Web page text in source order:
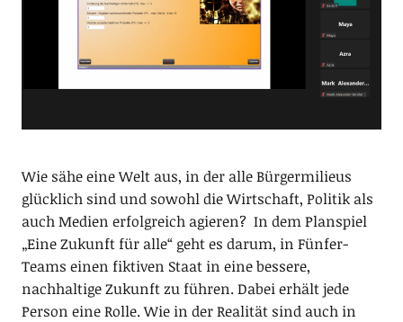
Wie sähe eine Welt aus, in der alle Bürgermilieus
glücklich sind und sowohl die Wirtschaft, Politik als
auch Medien erfolgreich agieren? In dem Planspiel
„Eine Zukunft für alle“ geht es darum, in Fünfer-
Teams einen fiktiven Staat in eine bessere,
nachhaltige Zukunft zu führen. Dabei erhält jede
Person eine Rolle. Wie in der Realität sind auch in